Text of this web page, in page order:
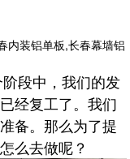
内装铝单板,长春幕墙铝
段中，我们的发
经复工了。我们
备。那么为了提
么去做呢？